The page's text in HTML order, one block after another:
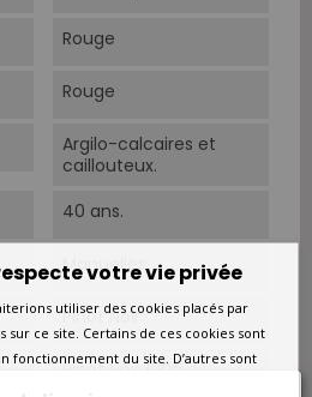
Rouge
Rouge
Argilo-calcaires et
caillouteux.
40 ans.
Manuelles.
Pinot Noir
Pinot Noir 100%.
votre vie privée
utiliser des cookies placés par
ce site. Certains de ces cookies sont
fonctionnement du site. D’autres sont